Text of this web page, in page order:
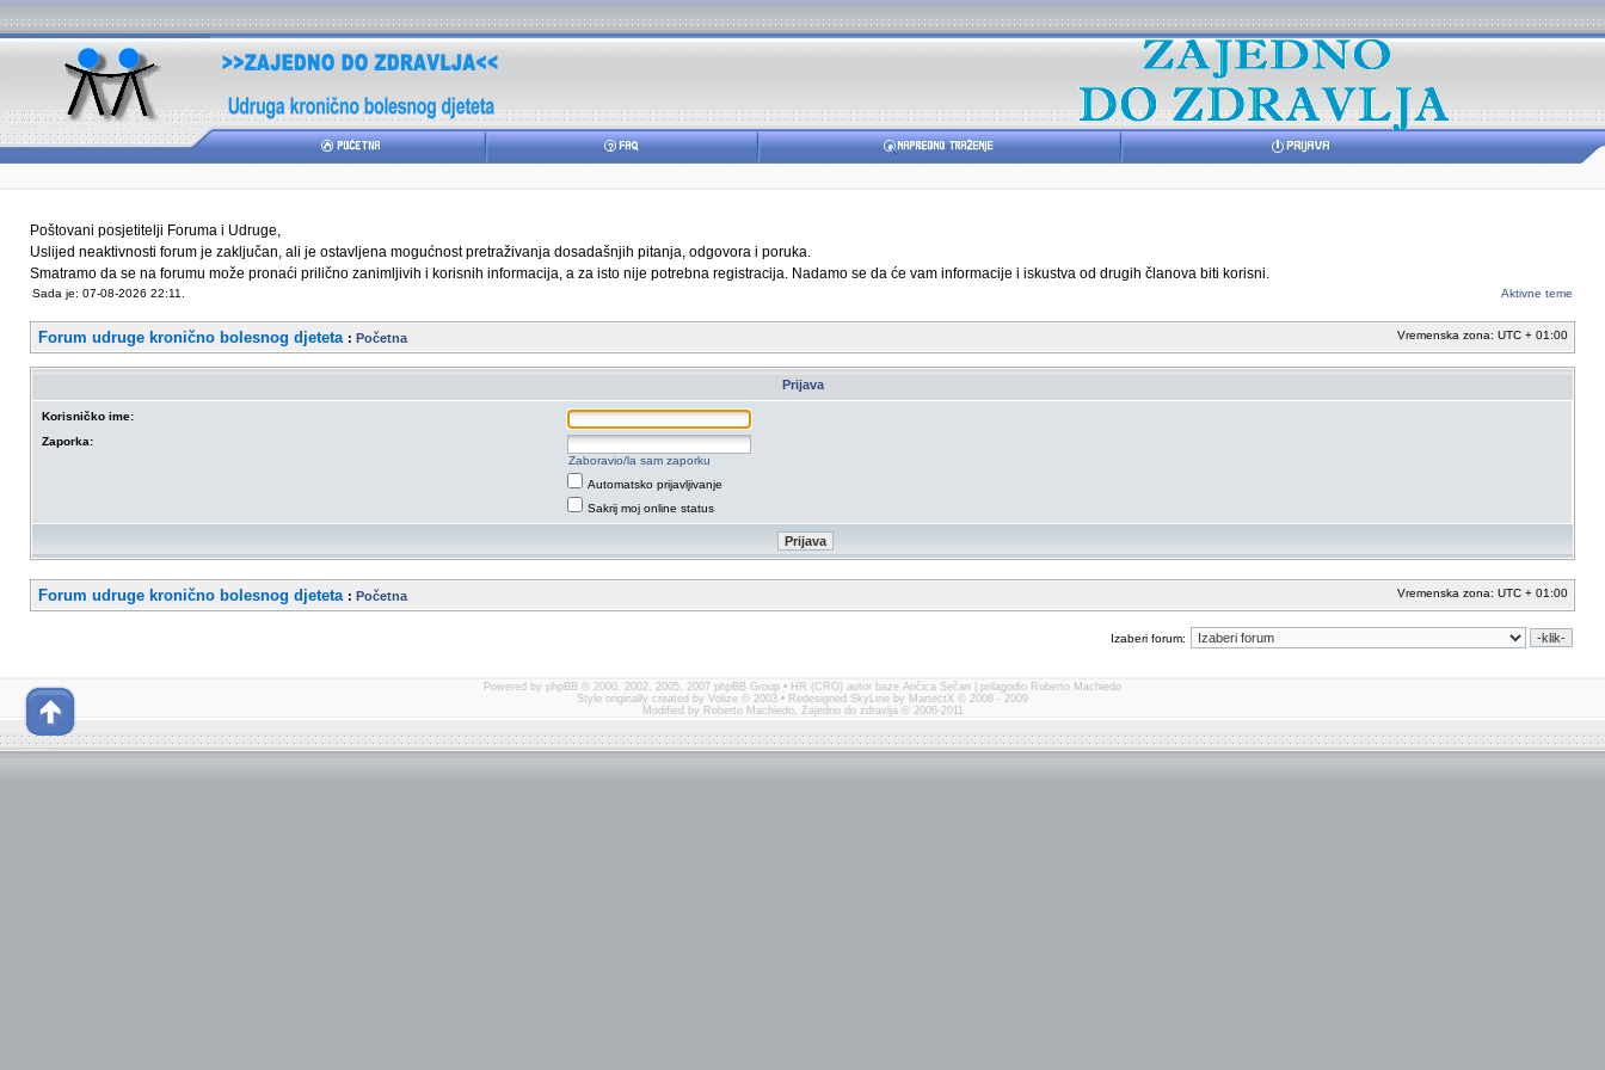
Poštovani posjetitelji Foruma i Udruge,
Uslijed neaktivnosti forum je zaključan, ali je ostavljena mogućnost pretraživanja dosadašnjih pitanja, odgovora i poruka.
Smatramo da se na forumu može pronaći prilično zanimljivih i korisnih informacija, a za isto nije potrebna registracija. Nadamo se da će vam informacije i iskustva od drugih članova biti korisni.
Sada je: 07-08-2026 22:11. Aktivne teme
Forum udruge kronično bolesnog djeteta : Početna Vremenska zona: UTC + 01:00
Prijava
Korisničko ime:
Zaporka:
Zaboravio/la sam zaporku
Automatsko prijavljivanje
Sakrij moj online status
Forum udruge kronično bolesnog djeteta : Početna Vremenska zona: UTC + 01:00
Izaberi forum:
Powered by phpBB © 2000, 2002, 2005, 2007 phpBB Group • HR (CRO) autor baze Ančica Sečan | prilagodio Roberto Machiedo
Style originally created by Volize © 2003 • Redesigned SkyLine by MartectX © 2008 - 2009
Modified by Roberto Machiedo, Zajedno do zdravlja © 2006-2011